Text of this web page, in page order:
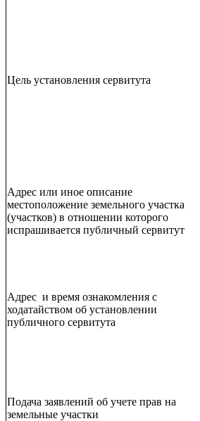
Цель установления сервитута
Адрес или иное описание
местоположение земельного участка
(участков) в отношении которого
испрашивается публичный сервитут
Адрес и время ознакомления с
ходатайством об установлении
публичного сервитута
Подача заявлений об учете прав на
земельные участки